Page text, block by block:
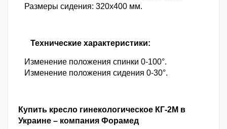
Размеры сидения: 320х400 мм.
Технические характеристики:
Изменение положения спинки 0-100°.
Изменение положения сидения 0-30°.
Купить кресло гинекологическое КГ-2М в
Украине – компания Форамед